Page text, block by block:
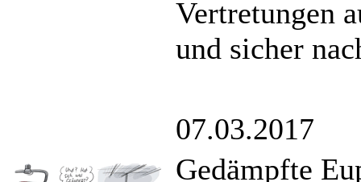
Vertretungen
und sicher
07.03.2017
Gedämpfte